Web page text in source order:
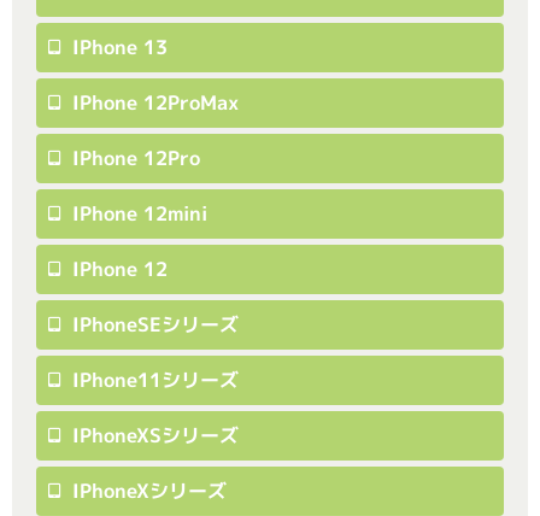
IPhone 13
IPhone 12ProMax
IPhone 12Pro
IPhone 12mini
IPhone 12
IPhoneSEシリーズ
IPhone11シリーズ
IPhoneXSシリーズ
IPhoneXシリーズ